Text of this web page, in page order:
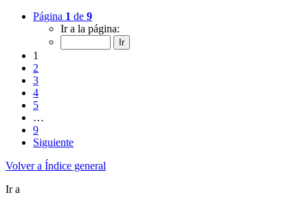
Página 1 de 9
Ir a la página:
1
2
3
4
5
…
9
Siguiente
Volver a Índice general
Ir a